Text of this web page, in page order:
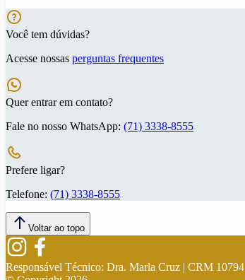
Você tem dúvidas?
Acesse nossas perguntas frequentes
Quer entrar em contato?
Fale no nosso WhatsApp: (71) 3338-8555
Prefere ligar?
Telefone: (71) 3338-8555
Voltar ao topo
Responsável Técnico: Dra. Marla Cruz | CRM 10794